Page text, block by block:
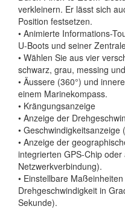
verkleinern. Er lässt sich
Position festsetzen.
• Animierte Informations-
U-Boots und seiner
• Wählen Sie aus vier
schwarz, grau, messing
• Äussere (360°) und
einem Marinekompass.
• Krängungsanzeige
• Anzeige der
•
• Anzeige der
integrierten GPS-Chip oder
Netzwerkverbindung).
• Einstellbare
Drehgeschwindigkeit in
Sekunde).